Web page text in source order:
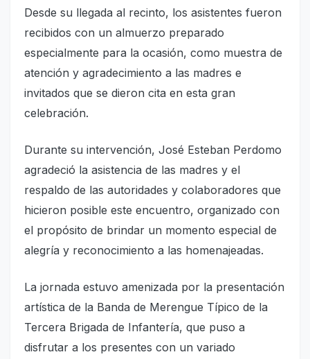
Desde su llegada al recinto, los asistentes fueron
recibidos con un almuerzo preparado
especialmente para la ocasión, como muestra de
atención y agradecimiento a las madres e
invitados que se dieron cita en esta gran
celebración.
Durante su intervención, José Esteban Perdomo
agradeció la asistencia de las madres y el
respaldo de las autoridades y colaboradores que
hicieron posible este encuentro, organizado con
el propósito de brindar un momento especial de
alegría y reconocimiento a las homenajeadas.
La jornada estuvo amenizada por la presentación
artística de la Banda de Merengue Típico de la
Tercera Brigada de Infantería, que puso a
disfrutar a los presentes con un variado